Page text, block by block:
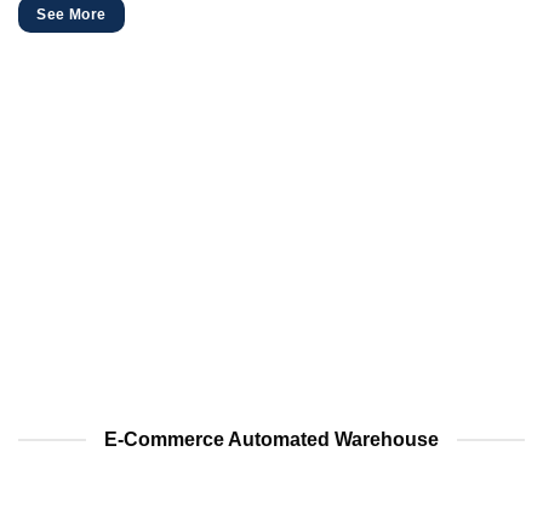
See More
E-Commerce Automated Warehouse